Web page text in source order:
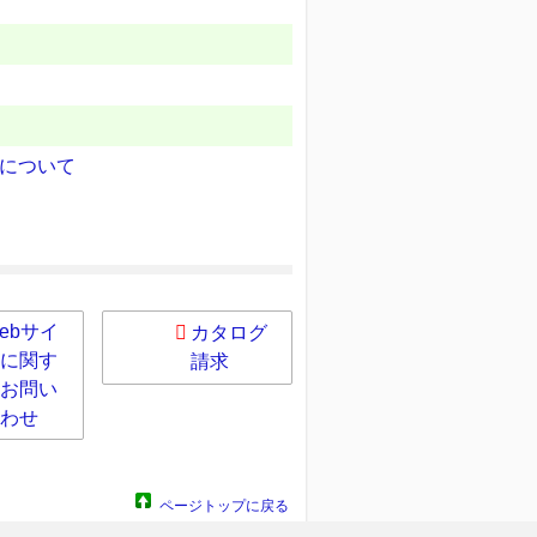
ついて
サイ
関す
問い
せ
カタログ
請求
ページトップに戻る